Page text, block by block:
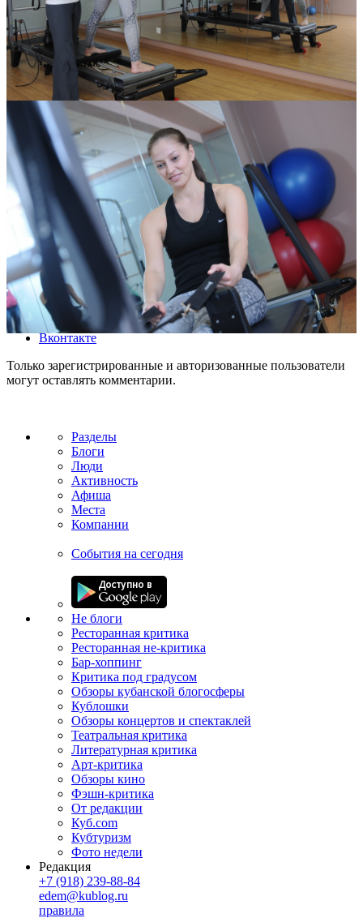
4650
OrangeFitness
Теги
фитнес
фитнес-клуб
пилатес
здоровье
реабилитация
позвоночник
Комментарии
Кублог
Facebook
Вконтакте
Только зарегистрированные и авторизованные пользователи
могут оставлять комментарии.
Разделы
Блоги
Люди
Активность
Афиша
Места
Компании
События на сегодня
Не блоги
Ресторанная критика
Ресторанная не-критика
Бар-хоппинг
Критика под градусом
Обзоры кубанской блогосферы
Кублошки
Обзоры концертов и спектаклей
Театральная критика
Литературная критика
Арт-критика
Обзоры кино
Фэшн-критика
От редакции
Куб.com
Кубтуризм
Фото недели
Редакция
+7 (918) 239-88-84
edem@kublog.ru
правила